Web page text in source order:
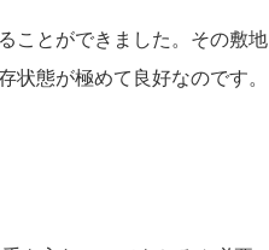
ことができました。その敷地
態が極めて良好なのです。